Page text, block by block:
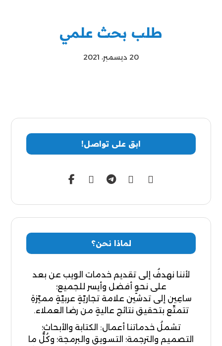
طلب بحث علمي
20 ديسمبر، 2021
ابق على تواصل!
لماذا نحن؟
لأننا نهدفُ إلى تقديم خدمات الويب عن بعد
على نحوٍ أفضل وأيسر للجميع؛
ساعِين إلى تدشين علامة تجاريّةٍ عربيّةٍ مميّزةِ
تتمتّع بتحقيق نتائج عاليةٍ من رضا العملاء.
تشملُ خدماتنا أعمال: الكتابة والأبحاث؛
التصميم والترجمة؛ التسويق والبرمجة؛ وكُلُّ ما